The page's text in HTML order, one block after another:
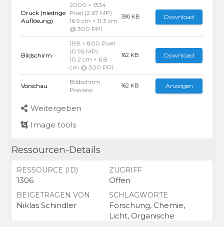
Druck (niedrige
Auflösung)
2000 × 1334
Pixel (2.67 MP)
16.9 cm × 11.3 cm
@ 300 PPI
390 KB Download
Bildschirm
1199 × 800 Pixel
(0.96 MP)
10.2 cm × 6.8
cm @ 300 PPI
162 KB Download
Vorschau
Bildschirm
Preview
162 KB Anzeigen
Weitergeben
Image tools
Ressourcen-Details
RESSOURCE (ID)
1306
ZUGRIFF
Offen
BEIGETRAGEN VON
Niklas Schindler
SCHLAGWORTE
Forschung, Chemie,
Licht, Organische